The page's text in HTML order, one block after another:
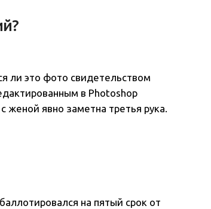
ли это фото свидетельством
в Photoshop
явно заметна третья рука.
на пятый срок от